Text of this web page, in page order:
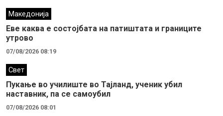
Македонија
Еве каква е состојбата на патиштата и границите
утрово
07/08/2026 08:19
Свет
Пукање во училиште во Тајланд, ученик убил
наставник, па се самоубил
07/08/2026 08:01